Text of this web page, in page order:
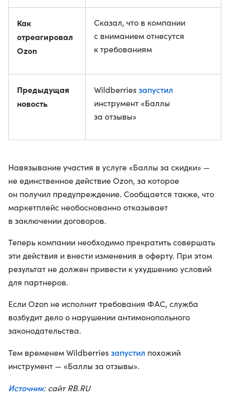
Как
отреагировал
Ozon
Сказал, что в компании
с вниманием отнесутся
к требованиям
Предыдущая
новость
Wildberriesзапустил
инструмент «Баллы
за отзывы»
Навязывание участия в услуге «Баллы за скидки» —
не единственное действие Ozon, за которое
он получил предупреждение. Сообщается также, что
маркетплейс необоснованно отказывает
в заключении договоров.
Теперь компании необходимо прекратить совершать
эти действия и внести изменения в оферту. При этом
результат не должен привести к ухудшению условий
для партнеров.
Если Ozon не исполнит требования ФАС, служба
возбудит дело о нарушении антимонопольного
законодательства.
Тем временем Wildberriesзапустил похожий
инструмент — «Баллы за отзывы».
Источник: сайт RB.RU